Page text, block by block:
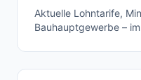
Aktuelle Lohntarife,
Bauhauptgewerbe –